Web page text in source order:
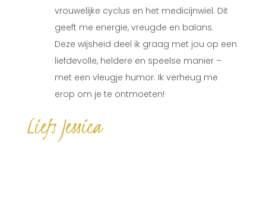
vrouwelijke cyclus en het medicijnwiel. Dit
geeft me energie, vreugde en balans.
Deze wijsheid deel ik graag met jou op een
liefdevolle, heldere en speelse manier –
met een vleugje humor. Ik verheug me
erop om je te ontmoeten!
Liefs Jessica